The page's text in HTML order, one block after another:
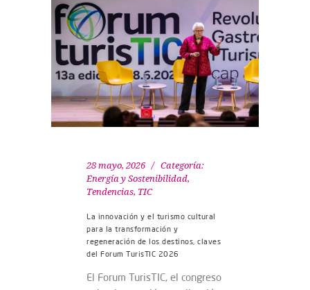
28 mayo, 2026
Categoría:
Energía y Sostenibilidad,
Tendencias, TIC
La innovación y el turismo cultural
para la transformación y
regeneración de los destinos, claves
del Forum TurisTIC 2026
El Forum TurisTIC, el congreso